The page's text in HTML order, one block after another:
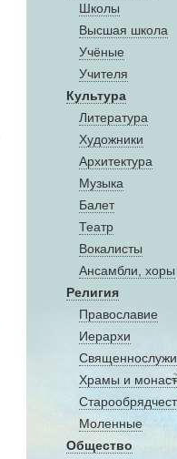
Школы
Высшая школа
Учёные
Учителя
Культура
Литература
Художники
Aрхитектура
Музыка
Балет
Театр
Вокалисты
Aнсамбли, хоры
Религия
Православие
Иерархи
Храмы и
Моленные
Общество